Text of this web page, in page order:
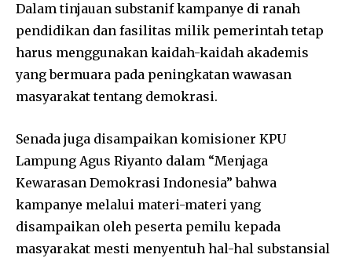
Dalam tinjauan substanif kampanye di ranah
pendidikan dan fasilitas milik pemerintah tetap
harus menggunakan kaidah-kaidah akademis
yang bermuara pada peningkatan wawasan
masyarakat tentang demokrasi.
Senada juga disampaikan komisioner KPU
Lampung Agus Riyanto dalam “Menjaga
Kewarasan Demokrasi Indonesia” bahwa
kampanye melalui materi-materi yang
disampaikan oleh peserta pemilu kepada
masyarakat mesti menyentuh hal-hal substansial